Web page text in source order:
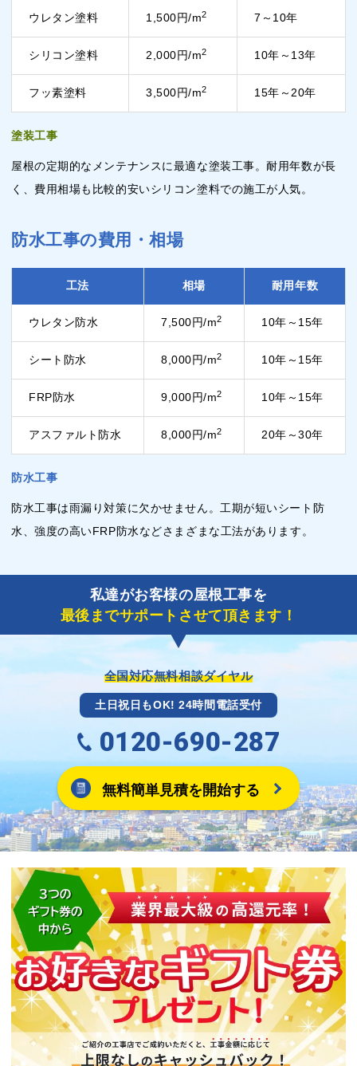
ウレタン塗料 1,500円/m2 7～10年
シリコン塗料 2,000円/m2 10年～13年
フッ素塗料 3,500円/m2 15年～20年
塗装工事
屋根の定期的なメンテナンスに最適な塗装工事。耐用年数が長
く、費用相場も比較的安いシリコン塗料での施工が人気。
防水工事の費用・相場
工法 相場 耐用年数
ウレタン防水 7,500円/m2 10年～15年
シート防水 8,000円/m2 10年～15年
FRP防水 9,000円/m2 10年～15年
アスファルト防水 8,000円/m2 20年～30年
防水工事
防水工事は雨漏り対策に欠かせません。工期が短いシート防
水、強度の高いFRP防水などさまざまな工法があります。
私達がお客様の屋根工事を
最後までサポートさせて頂きます！
全国対応無料相談ダイヤル
土日祝日もOK! 24時間電話受付
0120-690-287
無料簡単見積を開始する